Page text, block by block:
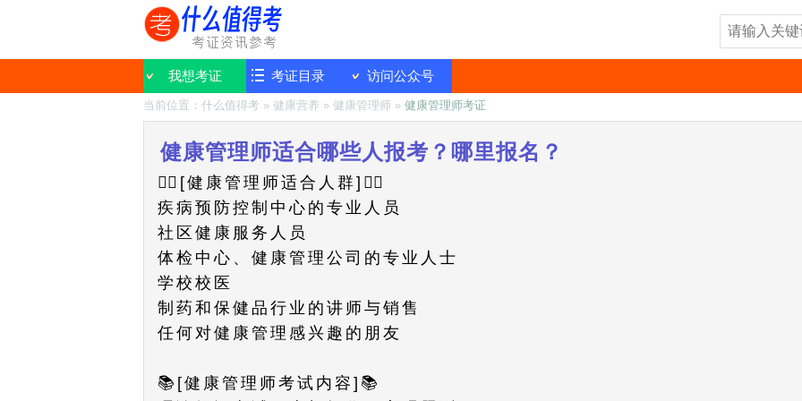
我想考证 考证目录 访问公众号
当前位置： 什么值得考 » 健康营养 » 健康管理师 » 健康管理师考证
健康管理师适合哪些人报考？哪里报名？
👩‍⚕️[健康管理师适合人群]👨‍⚕️
疾病预防控制中心的专业人员
社区健康服务人员
体检中心、健康管理公司的专业人士
学校校医
制药和保健品行业的讲师与销售
任何对健康管理感兴趣的朋友
📚[健康管理师考试内容]📚